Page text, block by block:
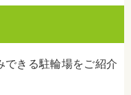
できる駐輪場をご紹介